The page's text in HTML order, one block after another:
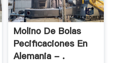
Molino De Bolas
Pecificaciones En
Alemania - .